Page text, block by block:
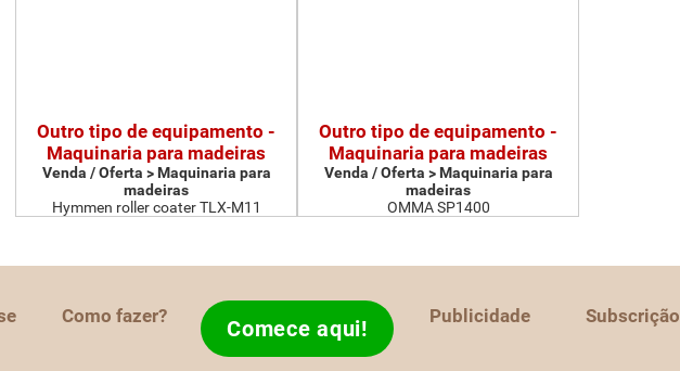
Outro tipo de equipamento -
Maquinaria para madeiras
Venda / Oferta > Maquinaria para
madeiras
Hymmen roller coater TLX-M11
Outro tipo de equipamento -
Maquinaria para madeiras
Venda / Oferta > Maquinaria para
madeiras
OMMA SP1400
Como fazer? Comece aqui! Publicidade Subscrição